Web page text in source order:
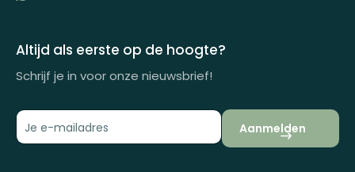
Impactrapport
Altijd als eerste op de hoogte?
Schrijf je in voor onze nieuwsbrief!
Aanmelden